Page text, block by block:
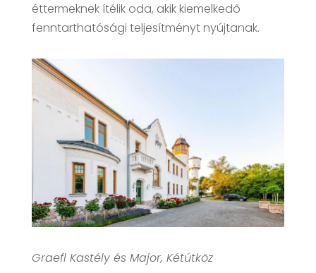
éttermeknek ítélik oda, akik kiemelkedő
fenntarthatósági teljesítményt nyújtanak.
Graefl Kastély és Major, Kétútköz